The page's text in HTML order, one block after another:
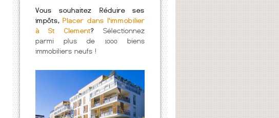
Vous souhaitez Réduire ses
impôts,Placer dans l'immobilier
à St Clement?Sélectionnez
parmi plus de 1000 biens
immobiliers neufs !